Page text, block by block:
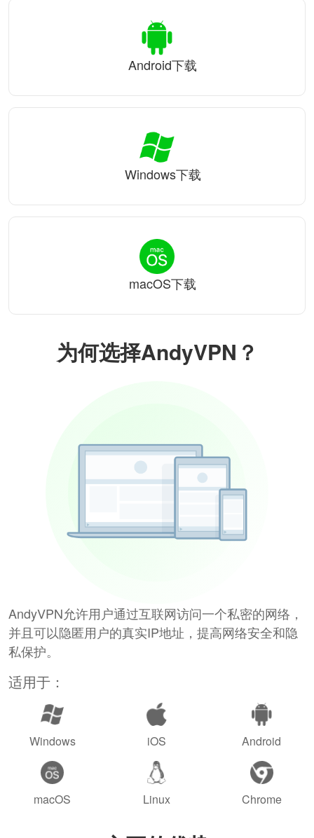
为何选择AndyVPN？
AndyVPN允许用户通过互联网访问一个私密的网络，
并且可以隐匿用户的真实IP地址，提高网络安全和隐
私保护。
适用于：
Windows iOS Android
macOS Linux Chrome
Android下载
Windows下载
macOS下载